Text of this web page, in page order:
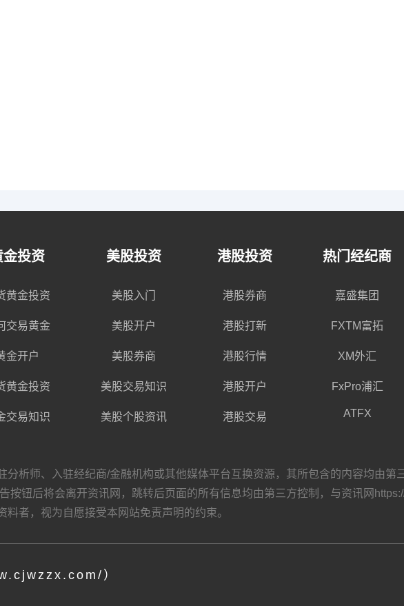
金投资
黄金投资
交易黄金
金开户
黄金投资
交易知识
美股投资
美股入门
美股开户
美股券商
美股交易知识
美股个股资讯
港股投资
港股券商
港股打新
港股行情
港股开户
港股交易
热门经纪商
嘉盛集团
FXTM富拓
XM外汇
FxPro浦汇
ATFX
分析师、入驻经纪商/金融机构或其他媒体平台互换资源，其所包含的内容均由第
按钮后将会离开资讯网，跳转后页面的所有信息均由第三方控制，与资讯网
料者，视为自愿接受本网站免责声明的约束。
）